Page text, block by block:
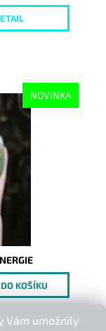
NOVINKA
Vám umožnily